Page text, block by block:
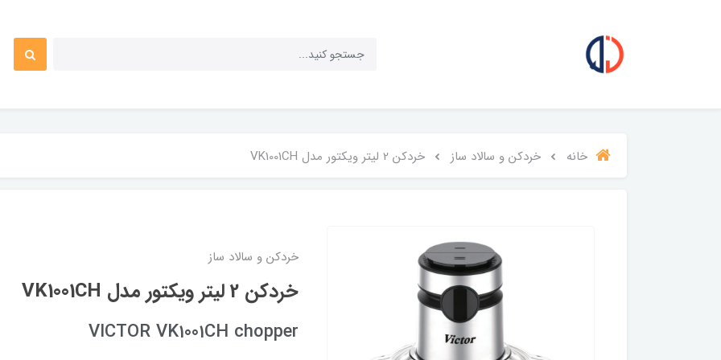
خانه خردکن و سالاد ساز خردکن 2 لیتر ویکتور مدل VK1001CH
خردکن و سالاد ساز
خردکن 2 لیتر ویکتور مدل VK1001CH
VICTOR VK1001CH chopper